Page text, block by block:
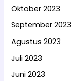
Oktober 2023
September 2023
Agustus 2023
Juli 2023
Juni 2023